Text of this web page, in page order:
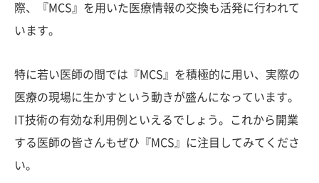
際、『MCS』を用いた医療情報の交換も活発に行われて
います。
特に若い医師の間では『MCS』を積極的に用い、実際の
医療の現場に生かすという動きが盛んになっています。
IT技術の有効な利用例といえるでしょう。これから開業
する医師の皆さんもぜひ『MCS』に注目してみてくださ
い。